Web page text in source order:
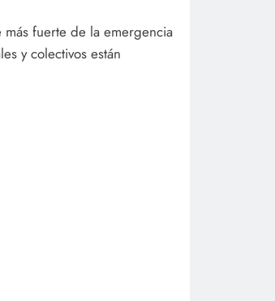
fuerte de la emergencia
y colectivos están